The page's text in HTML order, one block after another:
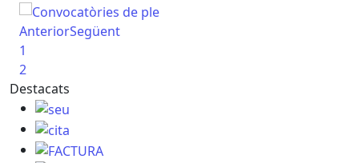
Convocatòries de ple
AnteriorSegüent
1
2
Destacats
seu
cita
FACTURA